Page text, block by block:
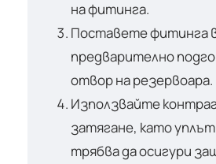
на фитинга.
Поставете фитинга
предварително
отвор на резервоара.
Използвайте
затягане, като
трябва да осигури